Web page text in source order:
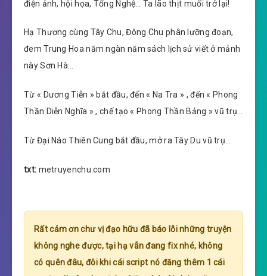
điện ảnh, hội họa, Tống Nghệ… Ta lão thịt muối trở lại!
Hạ Thương cùng Tây Chu, Đông Chu phân lưỡng đoạn,
đem Trung Hoa năm ngàn năm sách lịch sử viết ở mảnh
này Sơn Hà…
Từ « Dương Tiễn » bắt đầu, đến « Na Tra » , đến « Phong
Thần Diễn Nghĩa » , chế tạo « Phong Thần Bảng » vũ trụ…
Từ Đại Náo Thiên Cung bắt đầu, mở ra Tây Du vũ trụ…
txt: metruyenchu.com
Rất cảm ơn chư vị đạo hữu đã báo lỗi những truyện
không nghe được, tại hạ vẫn đang fix nhé, không
có quên đâu, đôi khi cái script nó đăng thêm 1 cái